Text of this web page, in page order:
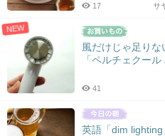
サ
17
NEW
風だけじゃ足り
「ペルチェクール
41
英語「dim lighting